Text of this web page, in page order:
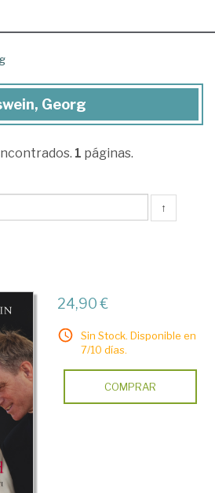
Georg
1 páginas.
↑
24,90 €
Sin Stock. Disponible en
7/10 días.
COMPRAR